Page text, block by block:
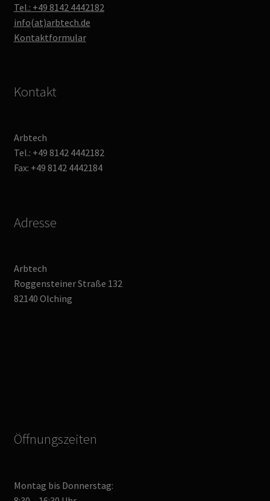
Tel.: +49 8142 4442182
info(at)arbtech.de
Kontaktformular
Kontakt
Arbtech
Tel.: +49 8142 4442182
Fax: +49 8142 4442184
Adresse
Arbtech
Roggensteiner Straße 132
82140 Olching
Öffnungszeiten
Montag bis Donnerstag: